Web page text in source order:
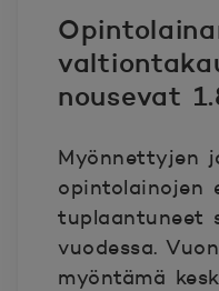
nousevat
Myönnettyjen
opintolainojen
tuplaantuneet
vuodessa.
myöntämä